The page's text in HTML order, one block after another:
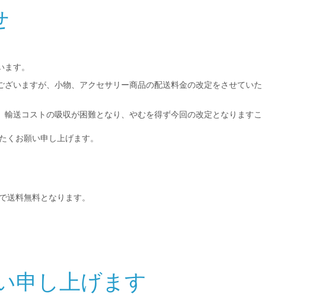
す。
いますが、小物、アクセサリー商品の配送料金の改定をさせていた
送コストの吸収が困難となり、やむを得ず今回の改定となりますこ
くお願い申し上げます。
料無料となります。
申し上げます